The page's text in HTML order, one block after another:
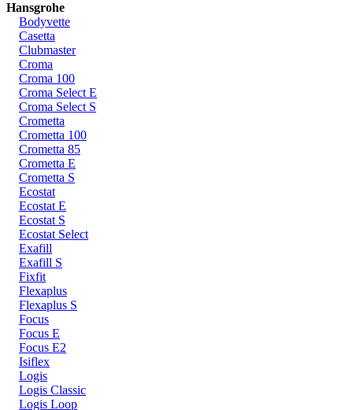
Hansgrohe
Bodyvette
Casetta
Clubmaster
Croma
Croma 100
Croma Select E
Croma Select S
Crometta
Crometta 100
Crometta 85
Crometta E
Crometta S
Ecostat
Ecostat E
Ecostat S
Ecostat Select
Exafill
Exafill S
Fixfit
Flexaplus
Flexaplus S
Focus
Focus E
Focus E2
Isiflex
Logis
Logis Classic
Logis Loop